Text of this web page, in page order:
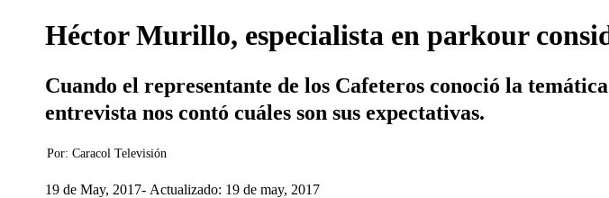
Héctor Murillo, especialista en parkour
Cuando el representante de los Cafeteros conoció la
entrevista nos contó cuáles son sus expectativas.
Por: Caracol Televisión
19 de May, 2017 Actualizado: 19 de may, 2017